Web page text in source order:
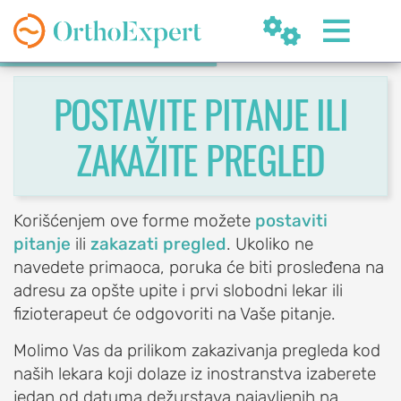
 
OrthoExpert
Beograd
office@orthoexpert.rs
Svetog Save 32/8,
Beograd, Srbija
POSTAVITE PITANJE ILI
ZAKAŽITE PREGLED
Korišćenjem ove forme možete postaviti
pitanje ili zakazati pregled. Ukoliko ne
navedete primaoca, poruka će biti prosleđena na
adresu za opšte upite i prvi slobodni lekar ili
fizioterapeut će odgovoriti na Vaše pitanje.
Molimo Vas da prilikom zakazivanja pregleda kod
naših lekara koji dolaze iz inostranstva izaberete